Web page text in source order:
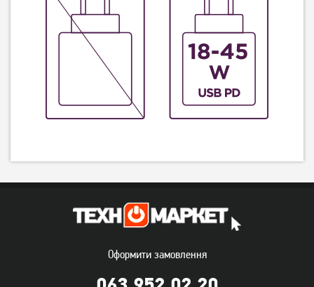
Оформити замовлення